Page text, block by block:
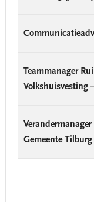
Teammanager
Volkshuisvesting
Gemeente Tilburg